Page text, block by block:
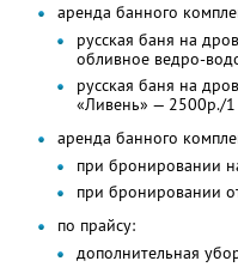
аренда банного
русская баня на
обливное ведро-
русская баня на
«Ливень» — 2500р./1
аренда банного
при бронировании
при бронировании
по прайсу:
дополнительная